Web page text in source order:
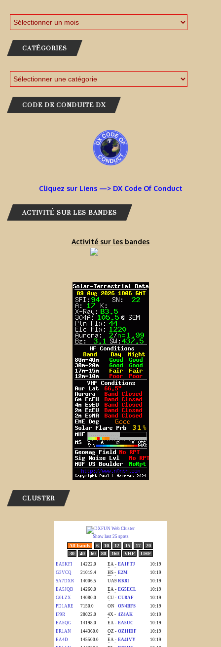
CATÉGORIES
CODE DE CONDUITE DX
Cliquez sur Liens —> DX Code Of Conduct
ACTIVITÉ SUR LES BANDES
Activité sur les bandes
CLUSTER